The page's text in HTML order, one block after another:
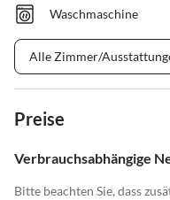
Waschmaschine
Alle Zimmer/
Preise
Verbrauchsabhängige
Bitte beachten Sie, dass